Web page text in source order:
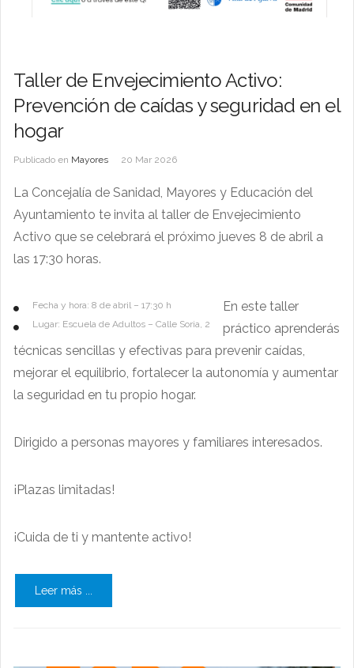
Taller de Envejecimiento Activo:
Prevención de caídas y seguridad en el
hogar
Publicado en Mayores 20 Mar 2026
La Concejalía de Sanidad, Mayores y Educación del
Ayuntamiento te invita al taller de Envejecimiento
Activo que se celebrará el próximo jueves 8 de abril a
las 17:30 horas.
Fecha y hora: 8 de abril – 17:30 h
Lugar: Escuela de Adultos – Calle Soria, 2
En este taller
práctico aprenderás
técnicas sencillas y efectivas para prevenir caídas,
mejorar el equilibrio, fortalecer la autonomía y aumentar
la seguridad en tu propio hogar.
Dirigido a personas mayores y familiares interesados.
¡Plazas limitadas!
¡Cuida de ti y mantente activo!
Leer más ...